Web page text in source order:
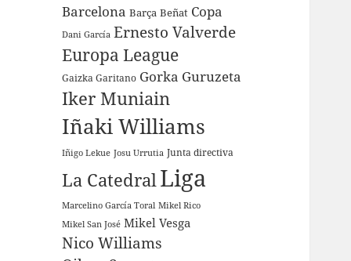
Barcelona Barça Beñat Copa
Dani García Ernesto Valverde
Europa League
Gaizka Garitano Gorka Guruzeta
Iker Muniain
Iñaki Williams
Iñigo Lekue Josu Urrutia Junta directiva
La CatedralLiga
Marcelino García Toral Mikel Rico
Mikel San José Mikel Vesga
Nico Williams